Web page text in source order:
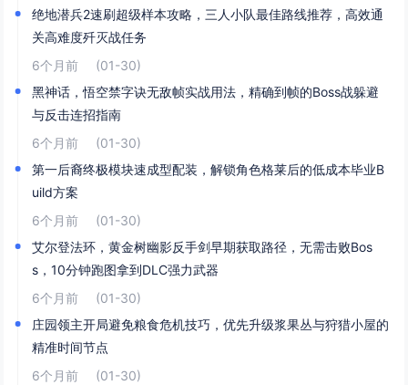
绝地潜兵2速刷超级样本攻略，三人小队最佳路线推荐，高效通
关高难度歼灭战任务
6个月前
(01-30)
黑神话，悟空禁字诀无敌帧实战用法，精确到帧的Boss战躲避
与反击连招指南
6个月前
(01-30)
第一后裔终极模块速成型配装，解锁角色格莱后的低成本毕业B
uild方案
6个月前
(01-30)
艾尔登法环，黄金树幽影反手剑早期获取路径，无需击败Bos
s，10分钟跑图拿到DLC强力武器
6个月前
(01-30)
庄园领主开局避免粮食危机技巧，优先升级浆果丛与狩猎小屋的
精准时间节点
6个月前
(01-30)